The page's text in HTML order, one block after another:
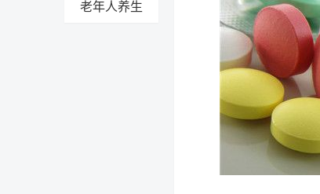
老年人养生